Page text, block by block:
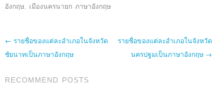
อังกฤษ, เมืองนครนายก ภาษาอังกฤษ
Post navigation
← รายชื่อของแต่ละอำเภอในจังหวัด
ชัยนาทเป็นภาษาอังกฤษ
รายชื่อของแต่ละอำเภอในจังหวัด
นครปฐมเป็นภาษาอังกฤษ →
RECOMMEND POSTS